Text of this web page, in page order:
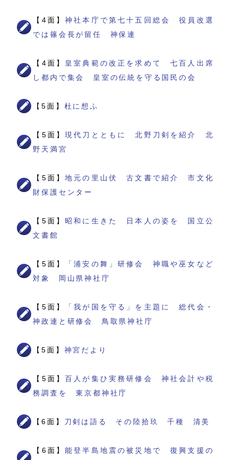
【4面】神社本庁で第七十五回総会 役員改選
では篠会長が留任 神保連
【4面】 皇室典範の改正を求めて 七百人出席
し都内で集会 皇室の伝統を守る国民の会
【5面】 杜に想ふ
【5面】現代刀とともに 北野刀剣を紹介 北
野天満宮
【5面】地元の里山伏 古文書で紹介 市文化
財保護センター
【5面】 昭和に生きた 日本人の姿を 国立公
文書館
【5面】
「浦安の舞」研修会 神職や巫女など
対象 岡山県神社庁
【5面】
「我が国を守る」を主題に 総代会・
神政連と研修会 鳥取県神社庁
【5面】 神宮だより
【5面】百人が集ひ実務研修会 神社会計や税
務調査を 東京都神社庁
【6面】 刀剣は語る その陸拾玖 千種 清美
【6面】能登半島地震の被災地で 復興支援の